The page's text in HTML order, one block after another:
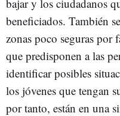
bajar y los ciudadanos
beneficiados. También
zonas poco seguras por
que predisponen a las
identificar posibles
los jóvenes que tengan
por tanto, están en una